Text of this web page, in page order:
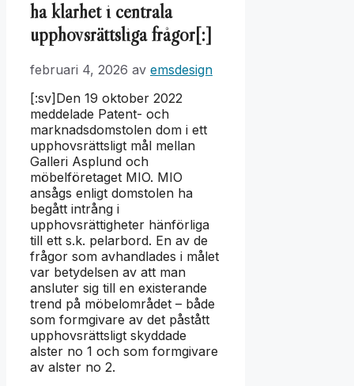
ha klarhet i centrala
upphovsrättsliga frågor[:]
februari 4, 2026 av emsdesign
[:sv]Den 19 oktober 2022
meddelade Patent- och
marknadsdomstolen dom i ett
upphovsrättsligt mål mellan
Galleri Asplund och
möbelföretaget MIO. MIO
ansågs enligt domstolen ha
begått intrång i
upphovsrättigheter hänförliga
till ett s.k. pelarbord. En av de
frågor som avhandlades i målet
var betydelsen av att man
ansluter sig till en existerande
trend på möbelområdet – både
som formgivare av det påstått
upphovsrättsligt skyddade
alster no 1 och som formgivare
av alster no 2.